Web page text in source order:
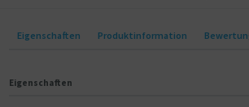
Eigenschaften Produktinformation
Eigenschaften